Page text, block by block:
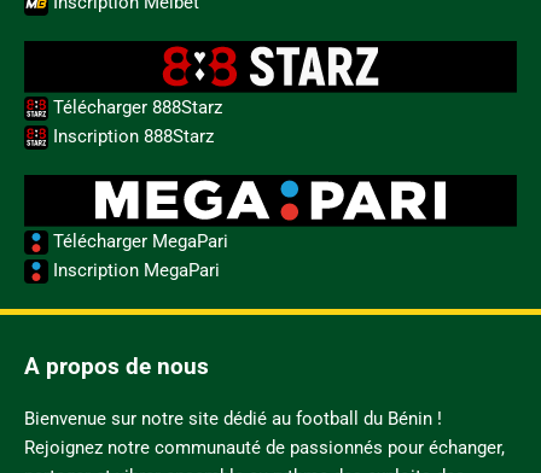
Télécharger 888Starz
Inscription 888Starz
Télécharger MegaPari
Inscription MegaPari
A propos de nous
Bienvenue sur notre site dédié au football du Bénin !
Rejoignez notre communauté de passionnés pour échanger,